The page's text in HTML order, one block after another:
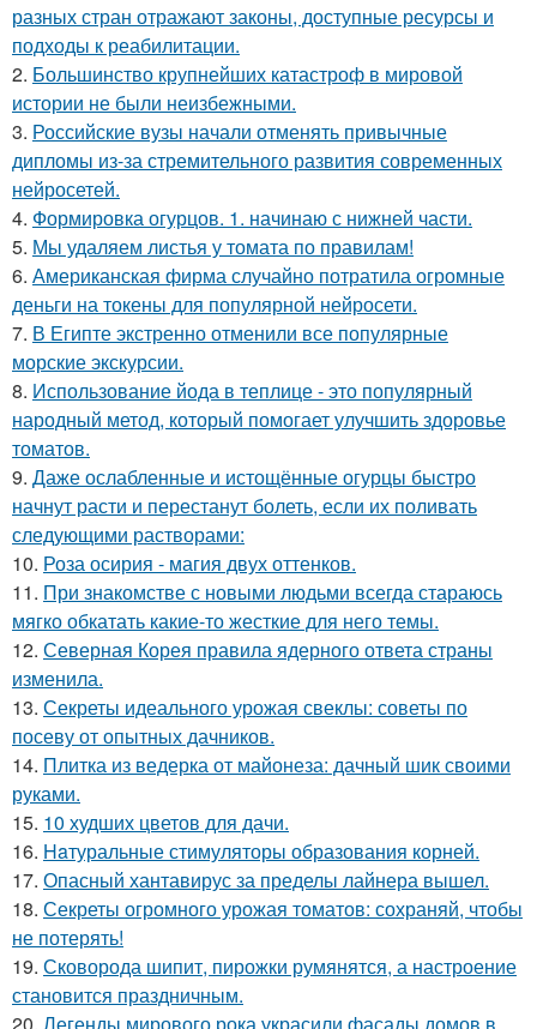
разных стран отражают законы, доступные ресурсы и
подходы к реабилитации.
2. Большинство крупнейших катастроф в мировой
истории не были неизбежными.
3. Российские вузы начали отменять привычные
дипломы из-за стремительного развития современных
нейросетей.
4. Формировка огурцов. 1. начинаю с нижней части.
5. Мы удаляем листья у томата по правилам!
6. Американская фирма случайно потратила огромные
деньги на токены для популярной нейросети.
7. В Египте экстренно отменили все популярные
морские экскурсии.
8. Использование йода в теплице - это популярный
народный метод, который помогает улучшить здоровье
томатов.
9. Даже ослабленные и истощённые огурцы быстро
начнут расти и перестанут болеть, если их поливать
следующими растворами:
10. Роза осирия - магия двух оттенков.
11. При знакомстве с новыми людьми всегда стараюсь
мягко обкатать какие-то жесткие для него темы.
12. Северная Корея правила ядерного ответа страны
изменила.
13. Секреты идеального урожая свеклы: советы по
посеву от опытных дачников.
14. Плитка из ведерка от майонеза: дачный шик своими
руками.
15. 10 худших цветов для дачи.
16. Haтуральные стимуляторы образования корней.
17. Опасный хантавирус за пределы лайнера вышел.
18. Секреты огромного урожая томатов: сохраняй, чтобы
не потерять!
19. Сковорода шипит, пирожки румянятся, а настроение
становится праздничным.
20. Легенды мирового рока украсили фасады домов в